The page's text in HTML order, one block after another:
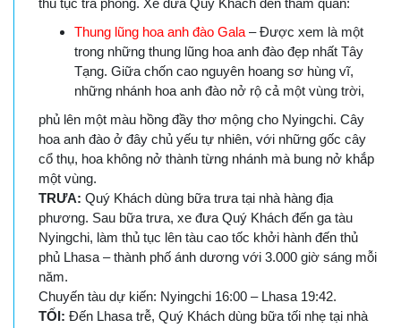
Thung lũng hoa anh đào Gala – Được xem là một
trong những thung lũng hoa anh đào đẹp nhất Tây
Tạng. Giữa chốn cao nguyên hoang sơ hùng vĩ,
những nhánh hoa anh đào nở rộ cả một vùng trời,
phủ lên một màu hồng đầy thơ mộng cho Nyingchi. Cây
hoa anh đào ở đây chủ yếu tự nhiên, với những gốc cây
cổ thụ, hoa không nở thành từng nhánh mà bung nở khắp
một vùng.
TRƯA: Quý Khách dùng bữa trưa tại nhà hàng địa
phương. Sau bữa trưa, xe đưa Quý Khách đến ga tàu
Nyingchi, làm thủ tục lên tàu cao tốc khởi hành đến thủ
phủ Lhasa – thành phố ánh dương với 3.000 giờ sáng mỗi
năm.
Chuyến tàu dự kiến: Nyingchi 16:00 – Lhasa 19:42.
TỐI: Đến Lhasa trễ, Quý Khách dùng bữa tối nhẹ tại nhà